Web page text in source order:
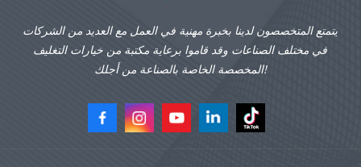
يتمتع المتخصصون لدينا بخبرة مهنية في العمل مع العديد من الشركات
في مختلف الصناعات وقد قاموا برعاية مكتبة من خيارات التغليف
المخصصة الخاصة بالصناعة من أجلك!